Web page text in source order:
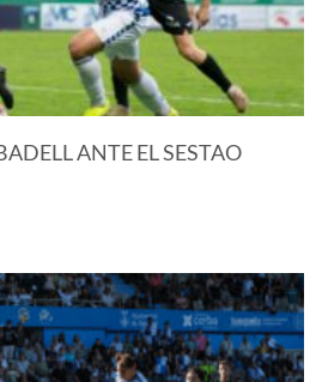
ANTE EL SESTAO